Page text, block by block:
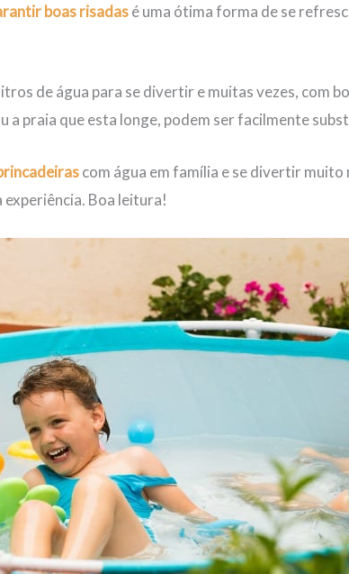
boas risadasé uma ótima forma de se
de água para se divertir e muitas vezes, com
a praia que esta longe, podem ser facilmente
com água em família e se divertir muito
Boa leitura!